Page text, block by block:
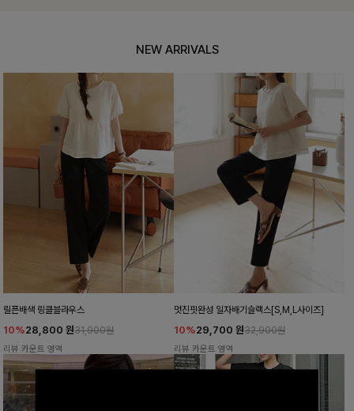
NEW ARRIVALS
릴픈배색 링클블라우스
10%28,800 원31,900원
리뷰 카운트 영역
멋진핏완성 일자배기슬랙스[S,M,L사이즈]
10%29,700 원32,900원
리뷰 카운트 영역